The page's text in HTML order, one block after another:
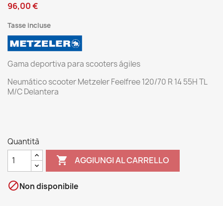
96,00 €
Tasse incluse
Gama deportiva para scooters ágiles
Neumático scooter Metzeler Feelfree 120/70 R 14 55H TL
M/C Delantera
Quantità
 AGGIUNGI AL CARRELLO
Non disponibile